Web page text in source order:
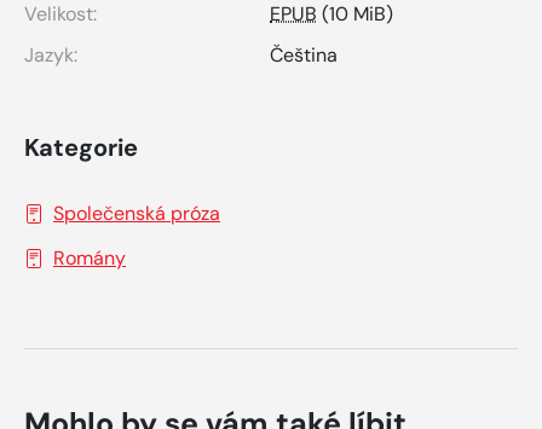
Velikost:
EPUB (10 MiB)
Jazyk:
Čeština
Kategorie
Společenská próza
Romány